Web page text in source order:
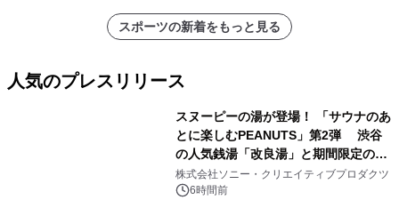
スポーツの新着をもっと見る
人気のプレスリリース
スヌーピーの湯が登場！ 「サウナのあ
とに楽しむPEANUTS」第2弾 渋谷
の人気銭湯「改良湯」と期間限定のコ
ラボレーション サウナイキタイコラ
ボグッズも発売決定！
株式会社ソニー・クリエイティブプロダクツ
6時間前